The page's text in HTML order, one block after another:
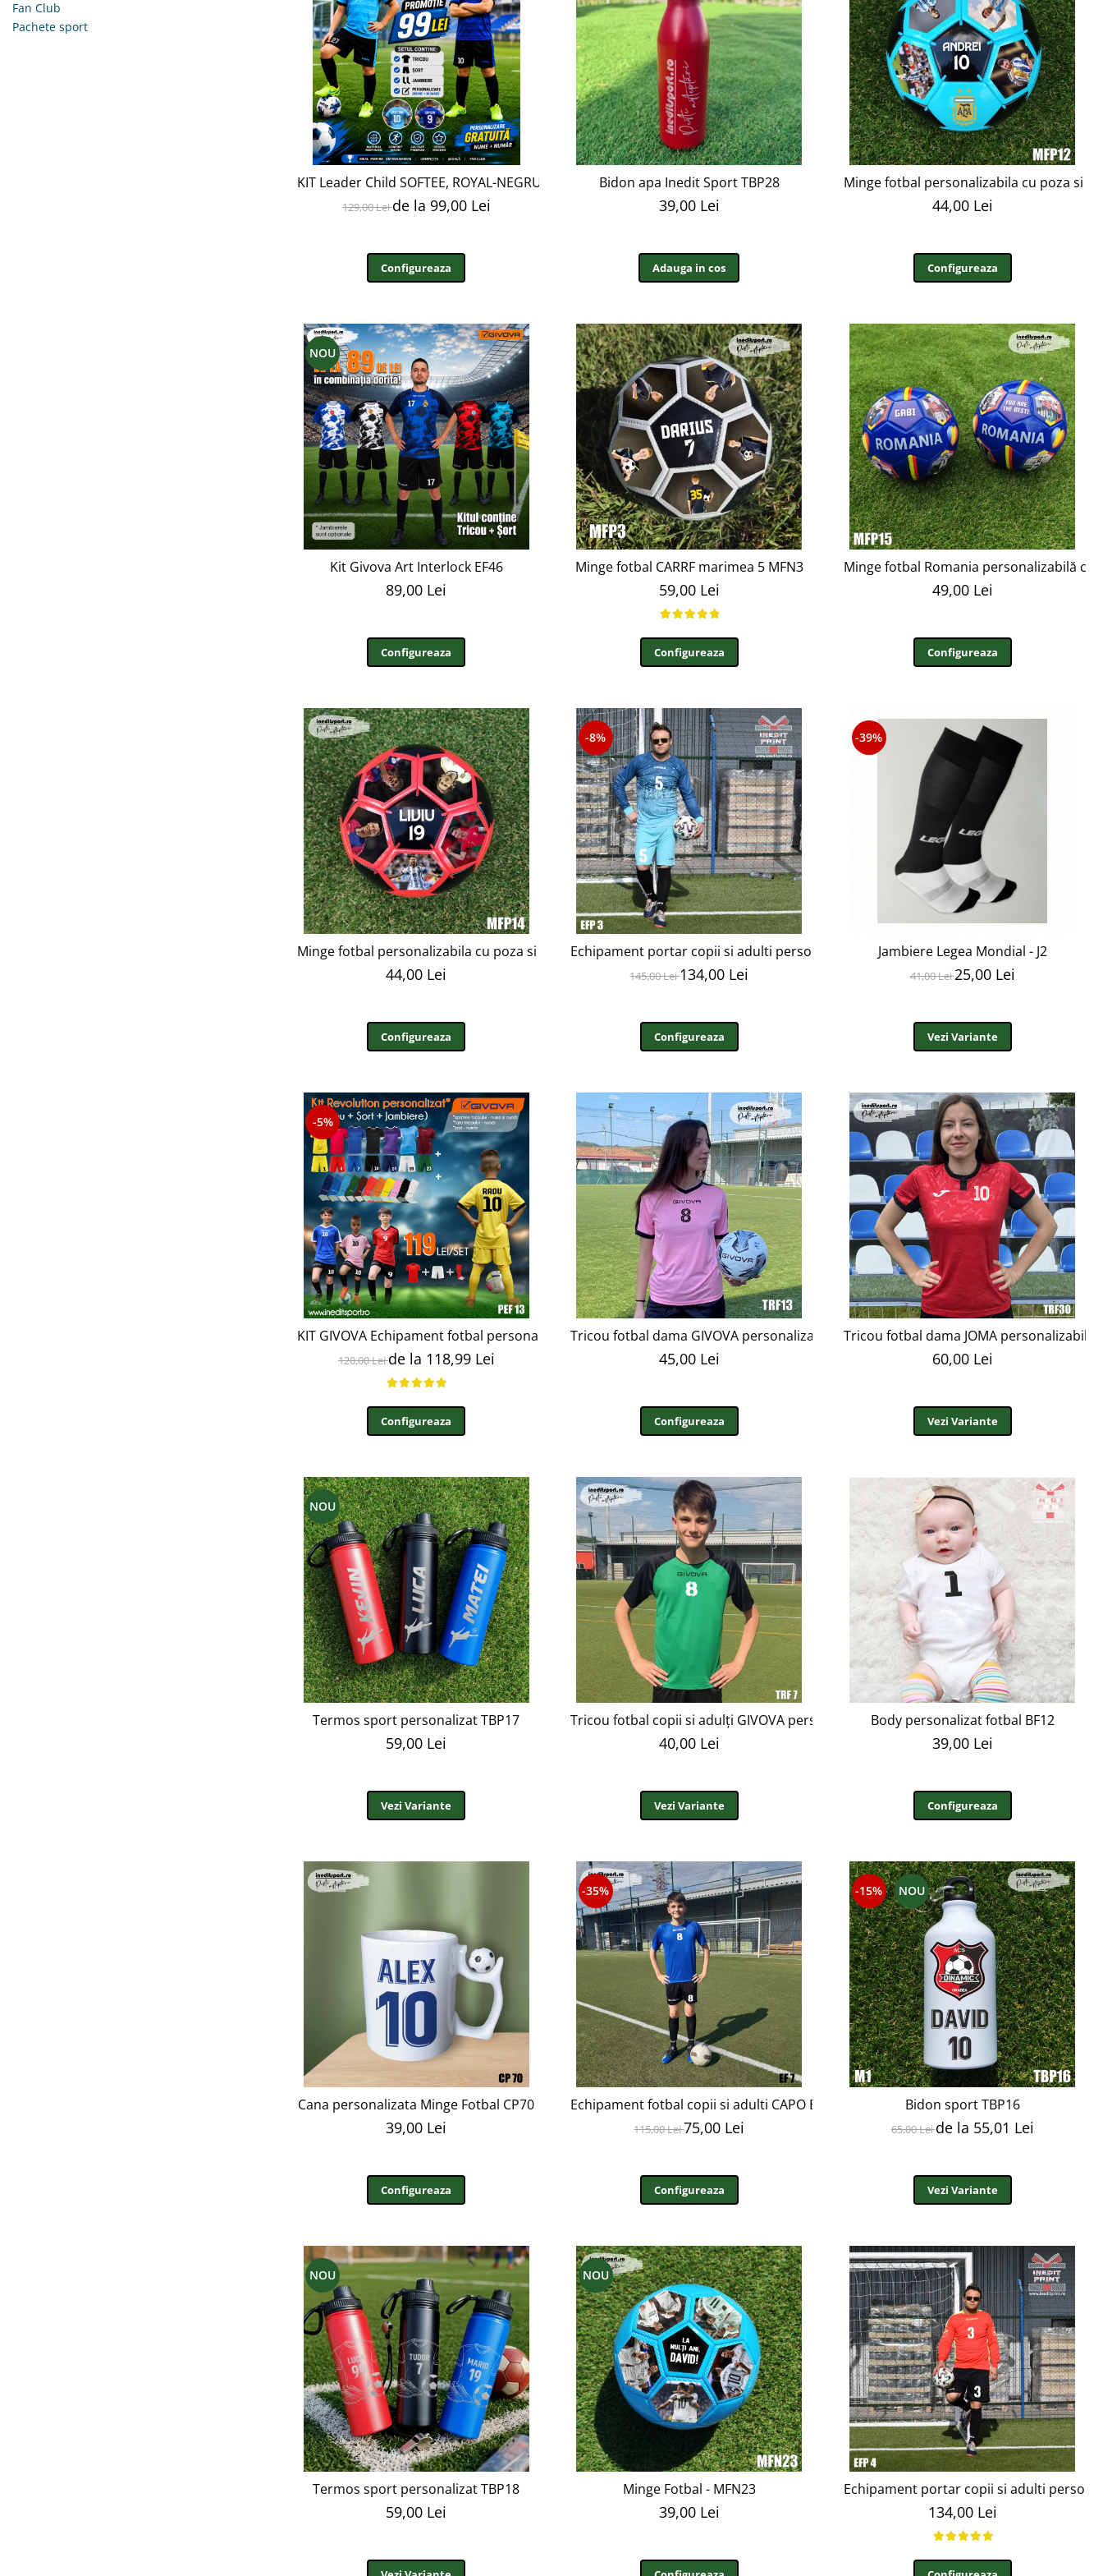
Bidoane si termosuri sportive
Fan Club
Pachete sport
KIT Leader Child SOFTEE, ROYAL-NEGRU, Marime 6 ANI EF44
129,00 Leide la 99,00 Lei
Configureaza
Bidon apa Inedit Sport TBP28
39,00 Lei
Adauga in cos
Minge fotbal personalizabila cu poza si
44,00 Lei
Configureaza
NOU
Kit Givova Art Interlock EF46
89,00 Lei
Configureaza
Minge fotbal CARRF marimea 5 MFN3
59,00 Lei
Configureaza
Minge fotbal Romania personalizabilă cu
49,00 Lei
Configureaza
Minge fotbal personalizabila cu poza si text MFN14
44,00 Lei
Configureaza
-8%
Echipament portar copii si adulti personalizabil EFP3
145,00 Lei134,00 Lei
Configureaza
-39%
Jambiere Legea Mondial - J2
41,00 Lei25,00 Lei
Vezi Variante
-5%
KIT GIVOVA Echipament fotbal personalizat copii si adulti PEF13
120,00 Leide la 118,99 Lei
Configureaza
Tricou fotbal dama GIVOVA personalizabil TRF13R
45,00 Lei
Configureaza
Tricou fotbal dama JOMA personalizabil
60,00 Lei
Vezi Variante
NOU
Termos sport personalizat TBP17
59,00 Lei
Vezi Variante
Tricou fotbal copii si adulți GIVOVA personalizabil TRF7
40,00 Lei
Vezi Variante
Body personalizat fotbal BF12
39,00 Lei
Configureaza
Cana personalizata Minge Fotbal CP70
39,00 Lei
Configureaza
-35%
Echipament fotbal copii si adulti CAPO EF7
115,00 Lei75,00 Lei
Configureaza
-15% NOU
Bidon sport TBP16
65,00 Leide la 55,01 Lei
Vezi Variante
NOU
Termos sport personalizat TBP18
59,00 Lei
NOU
Minge Fotbal - MFN23
39,00 Lei
Echipament portar copii si adulti
134,00 Lei